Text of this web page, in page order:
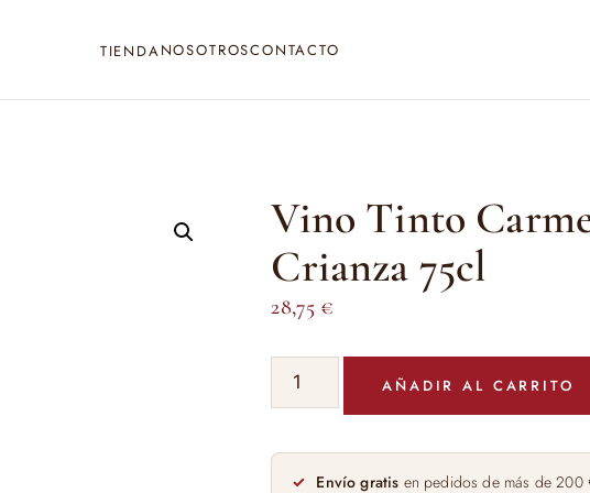
TIENDANOSOTROSCONTACTO
Vino Tinto
Crianza 75cl
28,75 €
Vino
Tinto
Rodero
Crianza
AÑADIR AL CARRITO
Envío gratis en pedidos de más de 200